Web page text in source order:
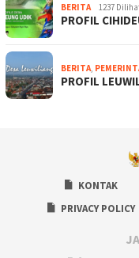
BERITA 1237
PROFIL
BERITA,
PROFIL
KONTAK
PRIVACY POLICY